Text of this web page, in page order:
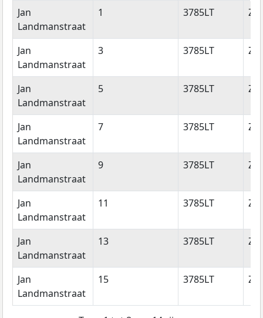
Straatnaam
Huisnummer Postcode
Jan
Landmanstraat
1 3785LT
Jan
Landmanstraat
3 3785LT
Jan
Landmanstraat
5 3785LT
Jan
Landmanstraat
7 3785LT
Jan
Landmanstraat
9 3785LT
Jan
Landmanstraat
11 3785LT
Jan
Landmanstraat
13 3785LT
Jan
Landmanstraat
15 3785LT